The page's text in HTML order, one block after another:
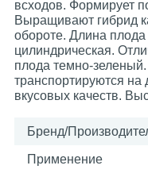
всходов. Формирует
Выращивают гибрид
обороте. Длина
цилиндрическая.
плода темно-
транспортируются на
вкусовых качеств.
Бренд/
Применение